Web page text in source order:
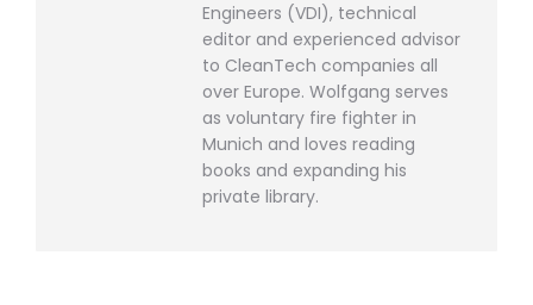
Engineers (VDI), technical
editor and experienced advisor
to CleanTech companies all
over Europe. Wolfgang serves
as voluntary fire fighter in
Munich and loves reading
books and expanding his
private library.